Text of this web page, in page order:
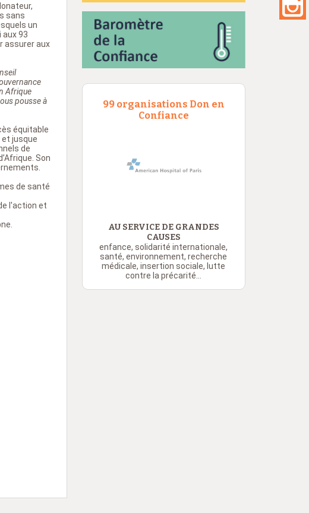
sans
un
aux 93
assurer aux
Afrique
pousse à
équitable
jusque
de
Son
de santé
l'action et
99 organisations Don en
Confiance
AU SERVICE DE GRANDES
CAUSES
enfance, solidarité internationale,
santé, environnement, recherche
médicale, insertion sociale, lutte
contre la précarité...